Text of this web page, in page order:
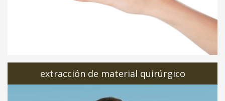
extracción de material quirúrgico